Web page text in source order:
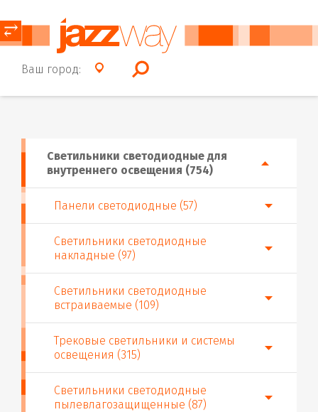
Ваш город:
⥂
Светильники светодиодные для
внутреннего освещения (754)
Панели светодиодные (57)
Светильники светодиодные
накладные (97)
Светильники светодиодные
встраиваемые (109)
Трековые светильники и системы
освещения (315)
Светильники светодиодные
пылевлагозащищенные (87)